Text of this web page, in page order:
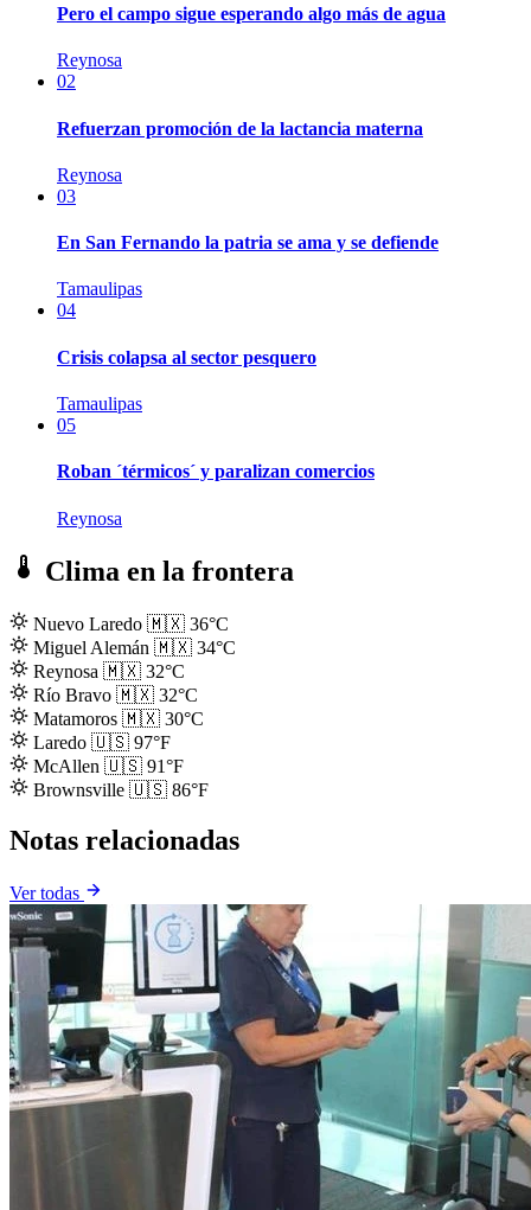
Pero el campo sigue esperando algo más de agua
Reynosa
02
Refuerzan promoción de la lactancia materna
Reynosa
03
En San Fernando la patria se ama y se defiende
Tamaulipas
04
Crisis colapsa al sector pesquero
Tamaulipas
05
Roban ´térmicos´ y paralizan comercios
Reynosa
Clima en la frontera
Nuevo Laredo 🇲🇽 36°C
Miguel Alemán 🇲🇽 34°C
Reynosa 🇲🇽 32°C
Río Bravo 🇲🇽 32°C
Matamoros 🇲🇽 30°C
Laredo 🇺🇸 97°F
McAllen 🇺🇸 91°F
Brownsville 🇺🇸 86°F
Notas relacionadas
Ver todas